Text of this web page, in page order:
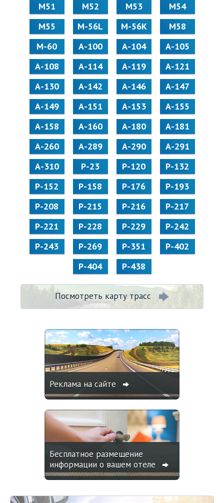
М51
М52 М53
М54
М55
M-56L M-56K
М58
M-60
А-100 А-104
А-105
А-108
А-114 А-119
А-121
А-130
А-142 А-146
А-147
А-149
А-151 А-153
А-155
А-158
А-160 А-180
А-181
А-260
А-289 А-290
А-291
А-310
Р-23 Р-120
Р-132
Р-152
Р-158 Р-176
Р-193
Р-208
Р-215 Р-216
Р-217
Р-221
Р-228 Р-229
Р-242
Р-243
Р-269 Р-351
Р-402
Р-404
Р-438
Посмотреть карту трасс
Реклама на сайте
Бесплатное размещение
информации о вашем отеле